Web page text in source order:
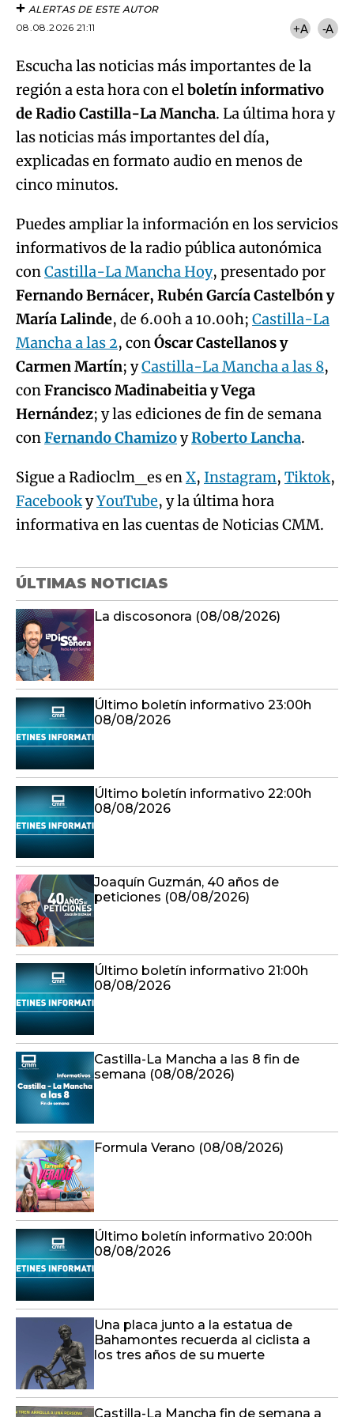
ALERTAS DE ESTE AUTOR
08.08.2026 21:11
+A -A
Escucha las noticias más importantes de la
región a esta hora con elboletín informativo
de Radio Castilla-La Mancha. La última hora y
las noticias más importantes del día,
explicadas en formato audio en menos de
cinco minutos.
Puedes ampliar la información en los servicios
informativos de la radio pública autonómica
conCastilla-La Mancha Hoy, presentado por
Fernando Bernácer, Rubén García Castelbón y
María Lalinde, de 6.00h a 10.00h; Castilla-La
Mancha a las 2, conÓscar Castellanos y
Carmen Martín; yCastilla-La Mancha a las 8,
conFrancisco Madinabeitia y Vega
Hernández; y las ediciones de fin de semana
conFernando ChamizoyRoberto Lancha.
Sigue a Radioclm_es enX, Instagram, Tiktok,
FacebookyYouTube, y la última hora
informativa en las cuentas de Noticias CMM.
ÚLTIMAS NOTICIAS
La discosonora (08/08/2026)
Último boletín informativo 23:00h
08/08/2026
Último boletín informativo 22:00h
08/08/2026
Joaquín Guzmán, 40 años de
peticiones (08/08/2026)
Último boletín informativo 21:00h
08/08/2026
Castilla-La Mancha a las 8 fin de
semana (08/08/2026)
Formula Verano (08/08/2026)
Último boletín informativo 20:00h
08/08/2026
Una placa junto a la estatua de
Bahamontes recuerda al ciclista a
los tres años de su muerte
Castilla-La Mancha fin de semana a